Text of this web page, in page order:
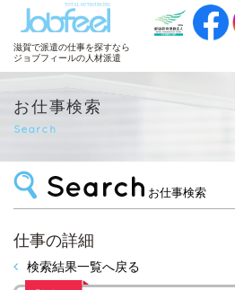
JobFeel
滋賀で派遣の仕事を探すなら
ジョブフィールの人材派遣
お仕事検索
Search
お仕事検索
仕事の詳細
検索結果一覧へ戻る